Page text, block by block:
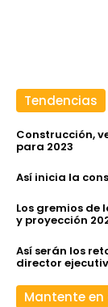
Tendencias
Construcción,
para 2023
Así inicia la
Los gremios de
y proyección
Así serán los
director
Mantente